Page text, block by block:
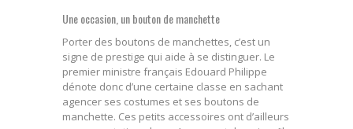
Une occasion, un bouton de manchette
Porter des boutons de manchettes, c’est un
signe de prestige qui aide à se distinguer. Le
premier ministre français Edouard Philippe
dénote donc d’une certaine classe en sachant
agencer ses costumes et ses boutons de
manchette. Ces petits accessoires ont d’ailleurs